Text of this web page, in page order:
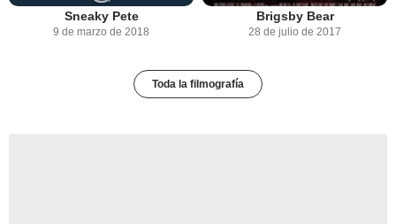
Sneaky Pete
9 de marzo de 2018
Brigsby Bear
28 de julio de 2017
Toda la filmografía